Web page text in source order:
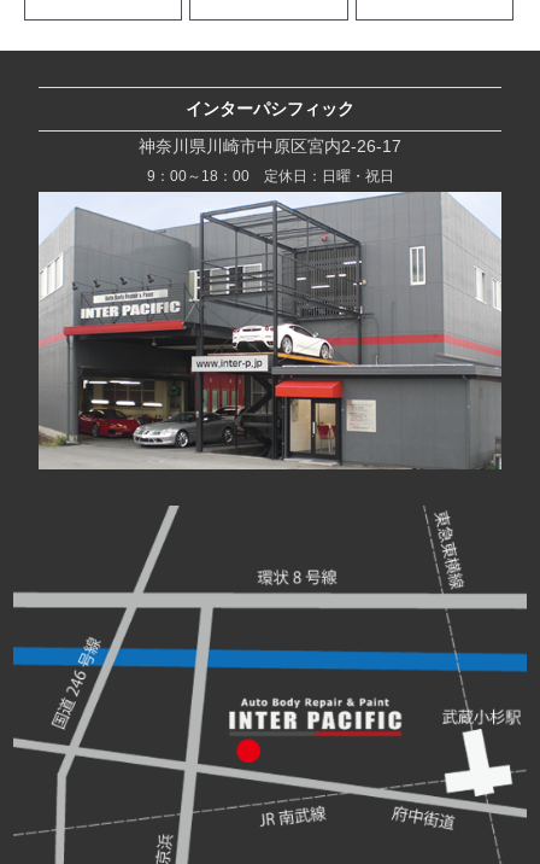
インターパシフィック
神奈川県川崎市中原区宮内2-26-17
9：00～18：00 定休日：日曜・祝日